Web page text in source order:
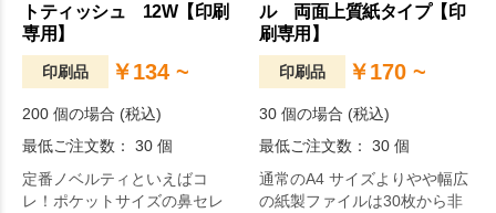
トティッシュ 12W【印刷
専用】
印刷品 ￥134 ~
200 個の場合 (税込)
最低ご注文数： 30 個
定番ノベルティといえばコ
レ！ポケットサイズの鼻セレ
ル 両面上質紙タイプ【印
刷専用】
印刷品 ￥170 ~
30 個の場合 (税込)
最低ご注文数： 30 個
通常のA4 サイズよりやや幅広
の紙製ファイルは30枚から非